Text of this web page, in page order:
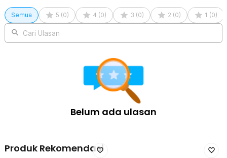
Semua 5 (0) 4 (0) 3 (0) 2 (0) 1 (0)
Cari Ulasan
Belum ada ulasan
Produk Rekomendasi